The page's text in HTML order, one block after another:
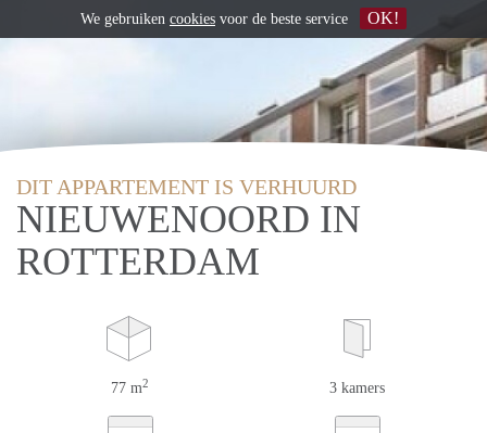
DIT APPARTEMENT IS VERHUURD
NIEUWENOORD IN
ROTTERDAM
77 m2 3 kamers
We gebruiken cookies voor de beste service OK!